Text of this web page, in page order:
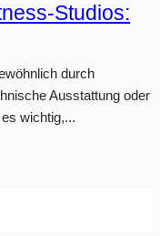
Studios:
durch
Ausstattung oder
wichtig,...